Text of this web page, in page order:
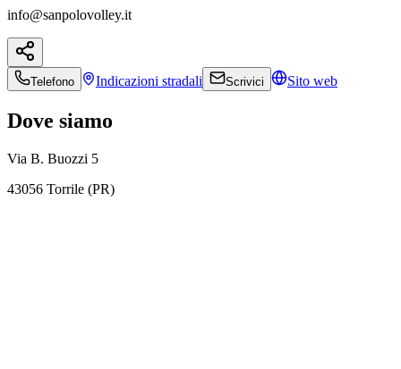
info@sanpolovolley.it
Telefono Indicazioni stradali Scrivici Sito web
Dove siamo
Via B. Buozzi 5
43056 Torrile (PR)